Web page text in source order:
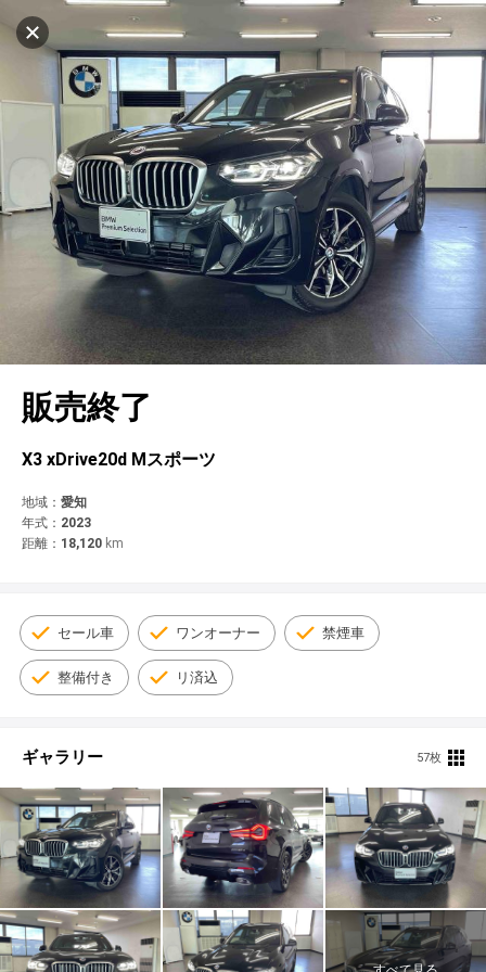
設定中 551台
車を探す
中古車検索
販売店検索
エリア別最新ニュース
自動車保険
カタログ情報
アカウント
ログイン
マイアカウント
問合せ履歴
アカウントの確認・編集
アフターサービス
アフターサービス
車検／定期点検
タイヤ交換
ボディ修理
企業情報
プレスリリース
ヤナセの歴史
BMW認定中古車
フォルクスワーゲン認定中古車
新車情報
ソーシャルメディアポリシー
利用規約 会社概要
金融商品の勧誘方針
販売終了
X3 xDrive20d Mスポーツ
地域： 愛知
年式： 2023
距離： 18,120 km
セール車 ワンオーナー 禁煙車
整備付き リ済込
ギャラリー 57枚
マイリストに追加
電話で問い合わせ（無料）
キャンセル
ヤナセバイエルンモーターズ(株) BMW
Premium Selection中川
販売店情報
地図を見る
在庫一覧
キャンセル